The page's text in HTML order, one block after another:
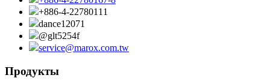
+886-4-22780111
dance12071
@glt5254f
service@marox.com.tw
Продукты